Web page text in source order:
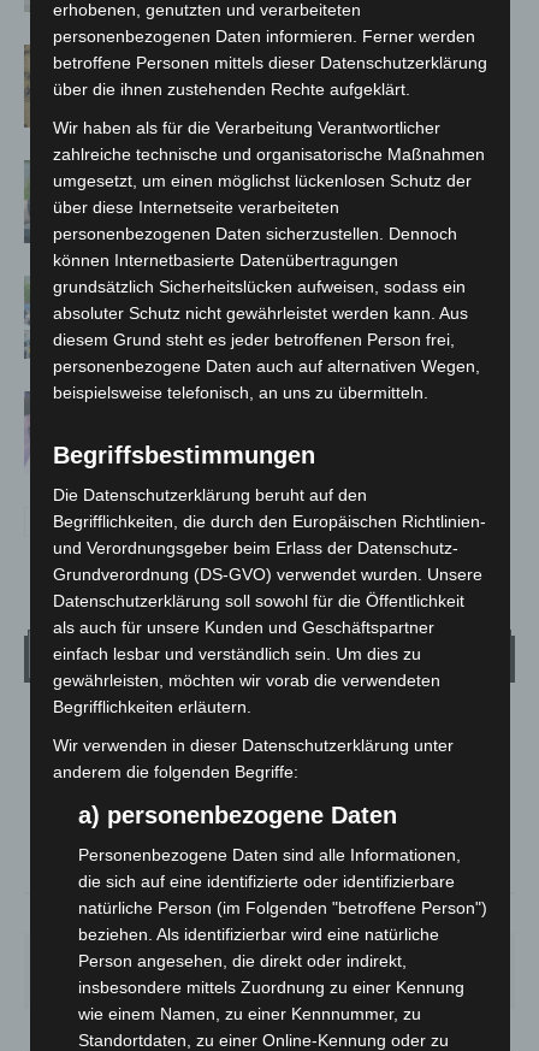
Hannover Klassik Open Air 2026:
Französische Oper im Maschpark
Langenhagen: Autofahrer mit 3,17
Promille aus dem Verkehr gezogen
Blaulichtmeile Langenhagen 2026:
Polizei, Feuerwehr und Rettung
hautnah erleben
Polizei Langenhagen testet Aufnahme
Wetter
22.9°C
°
37% 5.4m/s 29%
DO.
28°
FR.
25 °
SA.
27°
SO.
32° 35
erhobenen, genutzten und verarbeiteten
personenbezogenen Daten informieren. Ferner werden
betroffene Personen mittels dieser Datenschutzerklärung
über die ihnen zustehenden Rechte aufgeklärt.
Wir haben als für die Verarbeitung Verantwortlicher
zahlreiche technische und organisatorische Maßnahmen
umgesetzt, um einen möglichst lückenlosen Schutz der
über diese Internetseite verarbeiteten
personenbezogenen Daten sicherzustellen. Dennoch
können Internetbasierte Datenübertragungen
grundsätzlich Sicherheitslücken aufweisen, sodass ein
absoluter Schutz nicht gewährleistet werden kann. Aus
diesem Grund steht es jeder betroffenen Person frei,
personenbezogene Daten auch auf alternativen Wegen,
beispielsweise telefonisch, an uns zu übermitteln.
Begriffsbestimmungen
Die Datenschutzerklärung beruht auf den
Begrifflichkeiten, die durch den Europäischen Richtlinien-
und Verordnungsgeber beim Erlass der Datenschutz-
Grundverordnung (DS-GVO) verwendet wurden. Unsere
Datenschutzerklärung soll sowohl für die Öffentlichkeit
als auch für unsere Kunden und Geschäftspartner
einfach lesbar und verständlich sein. Um dies zu
gewährleisten, möchten wir vorab die verwendeten
Begrifflichkeiten erläutern.
Wir verwenden in dieser Datenschutzerklärung unter
anderem die folgenden Begriffe:
a) personenbezogene Daten
Personenbezogene Daten sind alle Informationen,
die sich auf eine identifizierte oder identifizierbare
natürliche Person (im Folgenden "betroffene Person")
beziehen. Als identifizierbar wird eine natürliche
Person angesehen, die direkt oder indirekt,
insbesondere mittels Zuordnung zu einer Kennung
wie einem Namen, zu einer Kennnummer, zu
Standortdaten, zu einer Online-Kennung oder zu